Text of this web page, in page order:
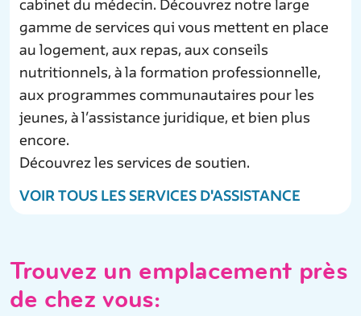
cabinet du médecin. Découvrez notre large
gamme de services qui vous mettent en place
au logement, aux repas, aux conseils
nutritionnels, à la formation professionnelle,
aux programmes communautaires pour les
jeunes, à l’assistance juridique, et bien plus
encore.
Découvrez les services de soutien.
VOIR TOUS LES SERVICES D'ASSISTANCE
Trouvez un emplacement près
de chez vous: